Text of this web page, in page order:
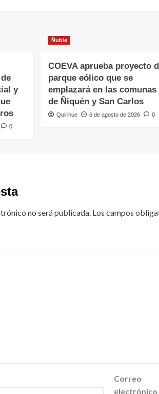
y
0
Ñuble
COEVA aprueba proyecto
parque eólico que se
emplazará en las comunas
de Ñiquén y San Carlos
Quirihue 6 de agosto de 2026 0
no será publicada. Los campos
Correo
electrónico